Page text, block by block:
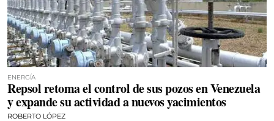
ENERGÍA
Repsol retoma el control de sus pozos en Venezuela
y expande su actividad a nuevos yacimientos
ROBERTO LÓPEZ